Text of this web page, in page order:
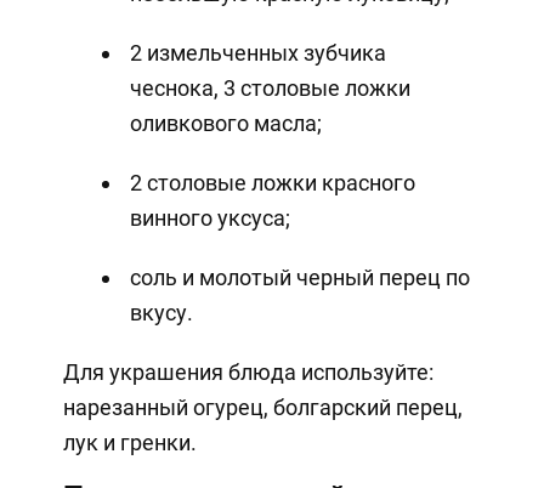
2 измельченных зубчика
чеснока, 3 столовые ложки
оливкового масла;
2 столовые ложки красного
винного уксуса;
соль и молотый черный перец по
вкусу.
Для украшения блюда используйте:
нарезанный огурец, болгарский перец,
лук и гренки.